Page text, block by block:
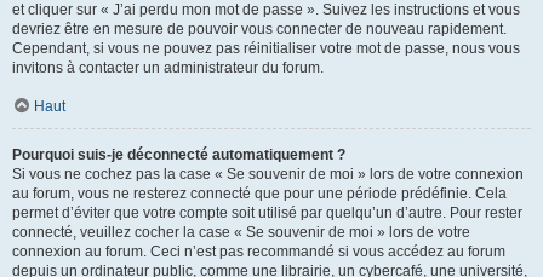
et cliquer sur « J’ai perdu mon mot de passe ». Suivez les instructions et vous
devriez être en mesure de pouvoir vous connecter de nouveau rapidement.
Cependant, si vous ne pouvez pas réinitialiser votre mot de passe, nous vous
invitons à contacter un administrateur du forum.
Haut
Pourquoi suis-je déconnecté automatiquement ?
Si vous ne cochez pas la case « Se souvenir de moi » lors de votre connexion
au forum, vous ne resterez connecté que pour une période prédéfinie. Cela
permet d’éviter que votre compte soit utilisé par quelqu’un d’autre. Pour rester
connecté, veuillez cocher la case « Se souvenir de moi » lors de votre
connexion au forum. Ceci n’est pas recommandé si vous accédez au forum
depuis un ordinateur public, comme une librairie, un cybercafé, une université,